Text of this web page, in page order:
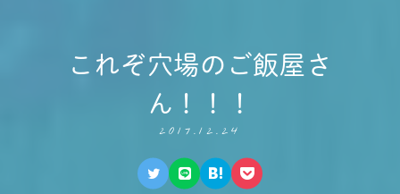
これぞ穴場のご飯屋さ
ん！！！